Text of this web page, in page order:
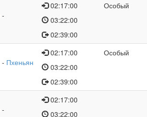
-
02:17:00
03:22:00
02:39:00
Особый
- Пхеньян
02:17:00
03:22:00
02:39:00
Особый
-
02:17:00
03:22:00